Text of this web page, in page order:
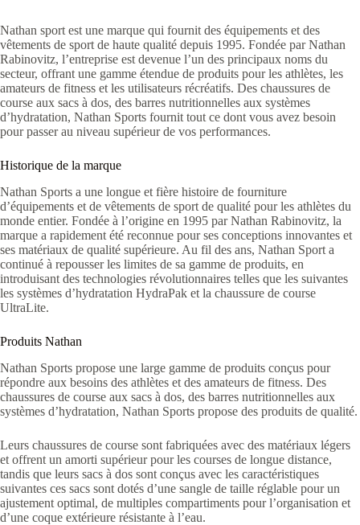
Nathan sport est une marque qui fournit des équipements et des
vêtements de sport de haute qualité depuis 1995. Fondée par Nathan
Rabinovitz, l’entreprise est devenue l’un des principaux noms du
secteur, offrant une gamme étendue de produits pour les athlètes, les
amateurs de fitness et les utilisateurs récréatifs. Des chaussures de
course aux sacs à dos, des barres nutritionnelles aux systèmes
d’hydratation, Nathan Sports fournit tout ce dont vous avez besoin
pour passer au niveau supérieur de vos performances.
Historique de la marque
Nathan Sports a une longue et fière histoire de fourniture
d’équipements et de vêtements de sport de qualité pour les athlètes du
monde entier. Fondée à l’origine en 1995 par Nathan Rabinovitz, la
marque a rapidement été reconnue pour ses conceptions innovantes et
ses matériaux de qualité supérieure. Au fil des ans, Nathan Sport a
continué à repousser les limites de sa gamme de produits, en
introduisant des technologies révolutionnaires telles que les suivantes
les systèmes d’hydratation HydraPak et la chaussure de course
UltraLite.
Produits Nathan
Nathan Sports propose une large gamme de produits conçus pour
répondre aux besoins des athlètes et des amateurs de fitness. Des
chaussures de course aux sacs à dos, des barres nutritionnelles aux
systèmes d’hydratation, Nathan Sports propose des produits de qualité.
Leurs chaussures de course sont fabriquées avec des matériaux légers
et offrent un amorti supérieur pour les courses de longue distance,
tandis que leurs sacs à dos sont conçus avec les caractéristiques
suivantes ces sacs sont dotés d’une sangle de taille réglable pour un
ajustement optimal, de multiples compartiments pour l’organisation et
d’une coque extérieure résistante à l’eau.